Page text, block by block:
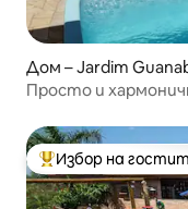
Дом – Jardim
Просто и
Най-популярен
Избор на